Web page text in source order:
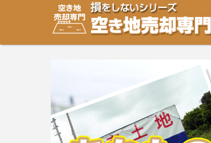
空き地・土地の「売却」は「個人」の方々が、「買取
り安めの売却金額と言われています。空き地・土地